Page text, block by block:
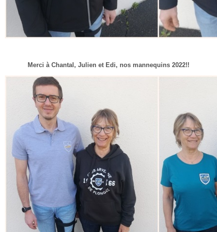
Merci à Chantal, Julien et Edi, nos mannequins 2022!!